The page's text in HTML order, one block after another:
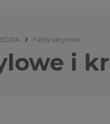
Farby akrylowe
i